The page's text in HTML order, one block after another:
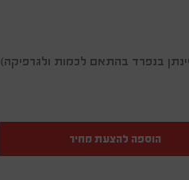
בנפרד בהתאם לכמות ולגרפיקה)
הוספה להצעת מחיר